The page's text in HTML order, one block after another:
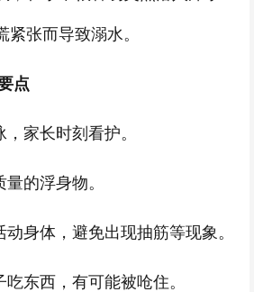
紧张而导致溺水。
点
家长时刻看护。
的浮身物。
身体，避免出现抽筋等现象。
东西，有可能被呛住。